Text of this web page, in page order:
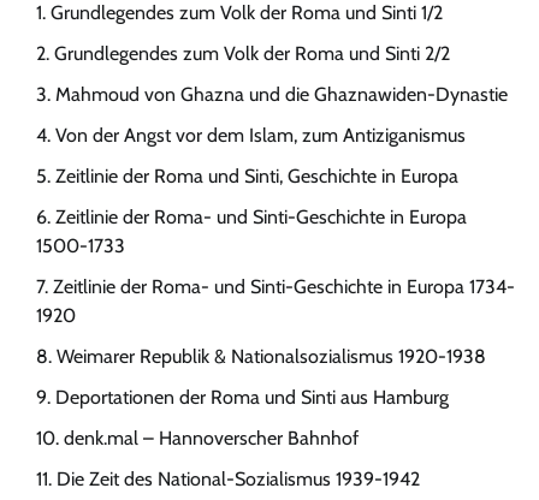
Grundlegendes zum Volk der Roma und Sinti 1/2
Grundlegendes zum Volk der Roma und Sinti 2/2
Mahmoud von Ghazna und die Ghaznawiden-Dynastie
Von der Angst vor dem Islam, zum Antiziganismus
Zeitlinie der Roma und Sinti, Geschichte in Europa
Zeitlinie der Roma- und Sinti-Geschichte in Europa
1500-1733
Zeitlinie der Roma- und Sinti-Geschichte in Europa 1734-
1920
Weimarer Republik & Nationalsozialismus 1920-1938
Deportationen der Roma und Sinti aus Hamburg
denk.mal – Hannoverscher Bahnhof
Die Zeit des National-Sozialismus 1939-1942